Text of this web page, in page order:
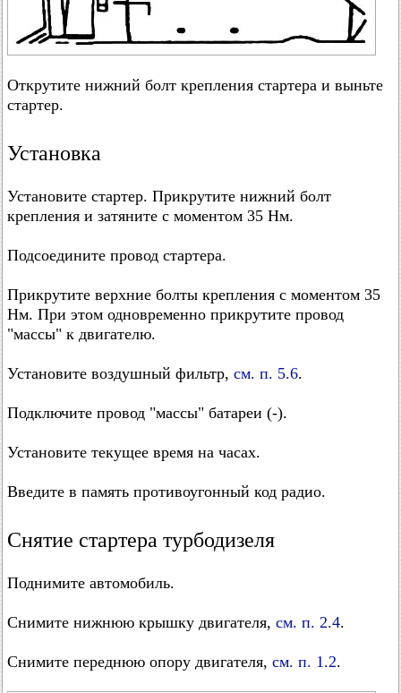
Открутите нижний болт крепления стартера и выньте
стартер.
Установка
Установите стартер. Прикрутите нижний болт
крепления и затяните с моментом 35 Нм.
Подсоедините провод стартера.
Прикрутите верхние болты крепления с моментом 35
Нм. При этом одновременно прикрутите провод
"массы" к двигателю.
Установите воздушный фильтр, см. п. 5.6.
Подключите провод "массы" батареи (-).
Установите текущее время на часах.
Введите в память противоугонный код радио.
Снятие стартера турбодизеля
Поднимите автомобиль.
Снимите нижнюю крышку двигателя, см. п. 2.4.
Снимите переднюю опору двигателя, см. п. 1.2.